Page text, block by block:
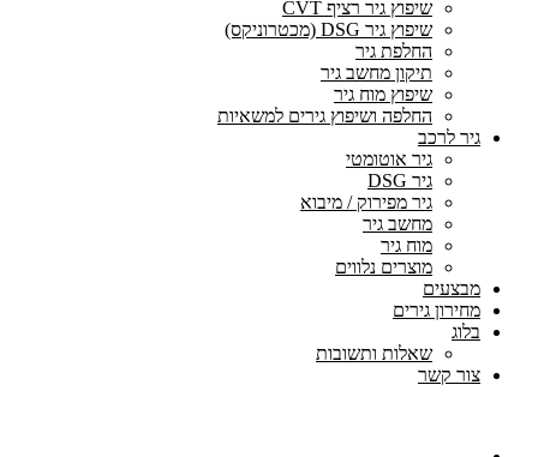
שיפוץ גיר רציף CVT
שיפוץ גיר DSG (מכטרוניקס)
החלפת גיר
תיקון מחשב גיר
שיפוץ מוח גיר
החלפה ושיפוץ גירים למשאיות
גיר לרכב
גיר אוטומטי
גיר DSG
גיר מפירוק / מיבוא
מחשב גיר
מוח גיר
מוצרים נלווים
מבצעים
מחירון גירים
בלוג
שאלות ותשובות
צור קשר